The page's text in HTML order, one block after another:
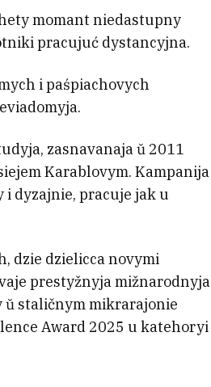
momant niedastupny
pracujuć dystancyjna.
i paśpiachovych
zasnavanaja ŭ 2011
Karablovym. Kampanija
dyzajnie, pracuje jak u
dzie dzielicca novymi
prestyžnyja mižnarodnyja
ŭ staličnym mikrarajonie
Award 2025 u katehoryi